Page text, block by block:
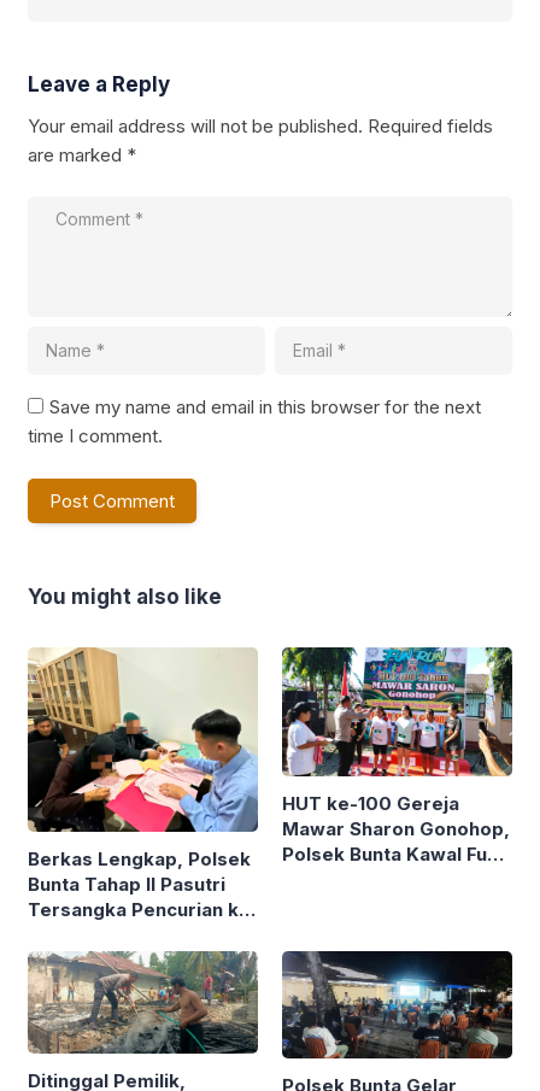
Leave a Reply
Your email address will not be published. Required fields
are marked *
Save my name and email in this browser for the next
time I comment.
You might also like
Berkas Lengkap, Polsek
Bunta Tahap II Pasutri
Tersangka Pencurian ke
HUT ke-100 Gereja
Mawar Sharon Gonohop,
Polsek Bunta Kawal Fun
Ditinggal Pemilik, Polsek Bunta Gelar